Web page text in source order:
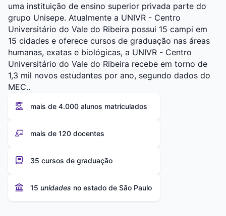
uma instituição de ensino superior privada parte do
grupo Unisepe. Atualmente a UNIVR - Centro
Universitário do Vale do Ribeira possui 15 campi em
15 cidades e oferece cursos de graduação nas áreas
humanas, exatas e biológicas, a UNIVR - Centro
Universitário do Vale do Ribeira recebe em torno de
1,3 mil novos estudantes por ano, segundo dados do
MEC..
mais de 4.000 alunos matriculados
mais de 120 docentes
35 cursos de graduação
15 unidades no estado de São Paulo